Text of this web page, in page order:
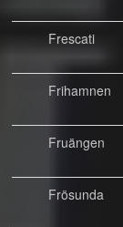
Frescati
Frihamnen
Fruängen
Frösunda